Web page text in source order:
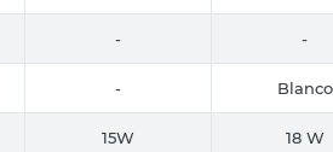
- -
- Blanco
15W 18 W